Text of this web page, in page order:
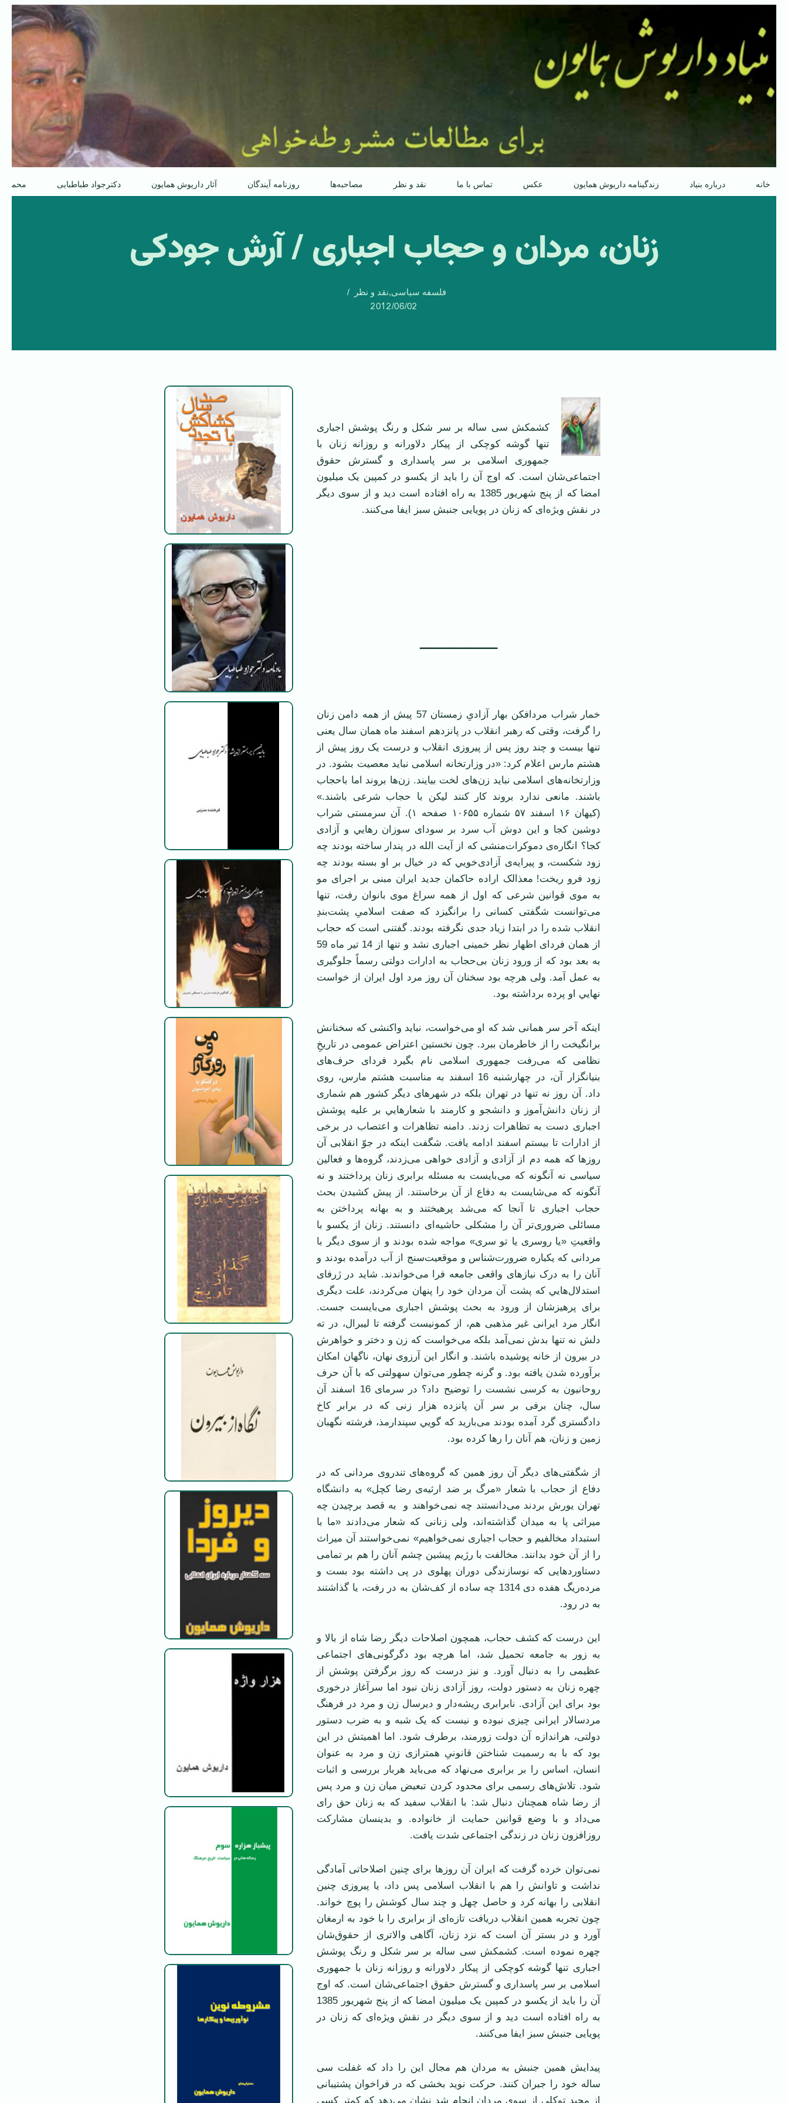
پرش
محتوا
خانه درباره بنیاد زندگینامه داریوش همایون عکس تماس با ما نقد و نظر مصاحبه‌ها روزنامه آیندگان آثار داریوش همایون دکترجواد طباطبایی
زنان، مردان و حجاب اجباری / آرش جودکی
فلسفه سیاسی,نقد و نظر
2012/06/02
کشمکش سی ساله بر سر شکل و رنگ پوشش اجباری
تنها گوشه کوچکی از پيکار دلاورانه و روزانه زنان با
جمهوری اسلامی بر سر پاسداری و گسترش حقوق‌
اجتماعی‌شان است. که اوج آن را بايد از يکسو در کمپين يک ميليون
امضا که از پنج شهريور 1385 به راه افتاده است ديد و از سوی ديگر
در نقش ويژه‌ای که زنان در پويايی جنبش سبز ايفا می‌کنند.
‌‌ـــــــــــــــــــــــــــــــــ
خمار شراب مردافکن بهار آزادیِ زمستان 57 پيش از همه دامن زنان
را گرفت، وقتی که رهبر انقلاب در پانزدهم اسفند ماه همان سال يعنی
تنها بيست و چند روز پس از پيروزی انقلاب و درست يک روز پيش از
هشتم مارس اعلام کرد: «در وزارتخانه اسلامی نبايد معصيت بشود. در
وزارتخانه‌های اسلامی نبايد زن‌های لخت بيايند. زن‌ها بروند اما باحجاب
باشند. مانعی ندارد بروند کار کنند ليکن با حجاب شرعی باشند.»
(کيهان ۱۶ اسفند ۵۷ شماره ۱۰۶۵۵ صفحه ۱). آن سرمستی شراب
دوشين کجا و اين دوش آب سرد بر سودای سوزان رهايي و آزادی
کجا؟ انگاره‌ی دموکرات‌منشی که از آيت الله در پندار ساخته بودند چه
زود شکست، و پيرايه‌ی آزادی‌خويي که در خيال بر او بسته بودند چه
زود فرو ريخت! معذالک اراده حاکمان جديد ايران مبنی بر اجرای مو
به موی قوانين شرعی که اول از همه سراغ موی بانوان رفت، تنها
می‌توانست شگفتی کسانی را برانگيزد که صفت اسلامیِ پشت‌بندِ
انقلاب شده را در ابتدا زياد جدی نگرفته بودند. گفتنی است که حجاب
از همان فردای اظهار نظر خمينی اجباری نشد و تنها از 14 تير ماه 59
به بعد بود که از ورود زنان بی‌حجاب به ادارات دولتی رسماً جلوگيری
به عمل آمد. ولی هرچه بود سخنان آن روز مرد اول ايران از خواست
نهايي او پرده برداشته بود.
اينکه آخر سر همانی شد که او می‌خواست، نبايد واکنشی که سخنانش
برانگيخت را از خاطرمان ببرد. چون نخستين اعتراض عمومی در تاريخِ
نظامی که می‌رفت جمهوری اسلامی نام بگيرد فردای حرف‌های
بنيانگزار آن، در چهارشنبه 16 اسفند به مناسبت هشتم مارس، روی
داد. آن روز نه تنها در تهران بلکه در شهرهای ديگر کشور هم شماری
از زنان دانش‌آموز و دانشجو و کارمند با شعارهايي بر عليه پوشش
اجباری دست به تظاهرات زدند. دامنه تظاهرات و اعتصاب در برخی
از ادارات تا بيستم اسفند ادامه يافت. شگفت اينکه در جوّ انقلابی آن
روزها که همه دم از آزادی و آزادی خواهی می‌زدند، گروه‌ها و فعالين
سياسی نه آنگونه که می‌بايست به مسئله برابری زنان پرداختند و نه
آنگونه که می‌شايست به دفاع از آن برخاستند. از پيش کشيدن بحث
حجاب اجباری تا آنجا که می‌شد پرهيختند و به بهانه پرداختن به
مسائلی ضروری‌تر آن را مشکلی حاشيه‌ای دانستند. زنان از يکسو با
واقعيتِ «يا روسری يا تو سری» مواجه شده بودند و از سوی ديگر با
مردانی که يکباره ضرورت‌شناس و موقعيت‌سنج از آب درآمده بودند و
آنان را به درک نيازهای واقعی جامعه فرا می‌خواندند. شايد در ژرفای
استدلال‌هايي که پشت آن مردان خود را پنهان می‌کردند، علت ديگری
برای پرهيزشان از ورود به بحث پوشش اجباری می‌بايست جست.
انگار مرد ايرانی غير مذهبی هم، از کمونيست گرفته تا ليبرال، در ته
دلش نه تنها بدش نمی‌آمد بلکه می‌خواست که زن و دختر و خواهرش
در بيرون از خانه پوشيده باشند. و انگار اين آرزوی نهان، ناگهان امکان
برآورده شدن يافته بود. و گرنه چطور می‌توان سهولتی که با آن حرف
روحانيون به کرسی نشست را توضيح داد؟ در سرمای 16 اسفند آن
سال، چنان برفی بر سر آن پانزده هزار زنی که در برابر کاخ
دادگستری گرد آمده بودند می‌باريد که گويي سپندارمذ، فرشته نگهبان
زمين و زنان، هم آنان را رها کرده بود.
از شگفتی‌‌های ديگر آن روز همين که گروه‌های تندروی مردانی که در
دفاع از حجاب با شعار «مرگ بر ضد ارثيه‌ی رضا کچل» به دانشگاه
تهران يورش بردند می‌دانستند چه نمی‌خواهند و به قصد برچيدن چه
ميراثی پا به ميدان گذاشته‌اند، ولی زنانی که شعار می‌دادند «ما با
استبداد مخالفيم و حجاب اجباری نمی‌خواهيم» نمی‌خواستند آن ميراث
را از آن خود بدانند. مخالفت با رژيم پيشين چشم آنان را هم بر تمامی
دستاوردهايی که نوسازندگی دوران پهلوی در پی داشته بود بست و
مرده‌ريگ هفده دی 1314 چه ساده از کف‌شان به در رفت، يا گذاشتند
به در رود.
اين درست که کشف حجاب، همچون اصلاحات ديگر رضا شاه از بالا و
به زور به جامعه تحميل شد، اما هرچه بود دگرگونی‌های اجتماعی
عظيمی را به دنبال آورد. و نيز درست که روز برگرفتن پوشش از
چهره زنان به دستور دولت، روز آزادی زنان نبود اما سرآغاز درخوری
بود برای اين آزادی. نابرابری ريشه‌دار و ديرسال زن و مرد در فرهنگ
مردسالار ايرانی چيزی نبوده و نيست که يک شبه و به ضرب دستور
دولتی، هراندازه آن دولت زورمند، برطرف شود. اما اهميتش در اين
بود که با به رسميت شناختن قانونیِ همترازی زن و مرد به عنوان
انسان، اساس را بر برابری می‌نهاد که می‌بايد هربار بررسی و اثبات
شود. تلاش‌های رسمی برای محدود کردن تبعيض ميان زن و مرد پس
از رضا شاه همچنان دنبال شد: با انقلاب سفيد که به زنان حق رای
می‌داد و با وضع قوانين حمايت از خانواده. و بدينسان مشارکت
روزافزون زنان در زندگی اجتماعی شدت يافت.
نمی‌توان خرده گرفت که ايران آن روزها برای چنين اصلاحاتی آمادگی
نداشت و تاوانش را هم با انقلاب اسلامی پس داد، يا پيروزی چنين
انقلابی را بهانه کرد و حاصل چهل و چند سال کوشش را پوچ خواند.
چون تجربه همين انقلاب دريافت تازه‌ای از برابری را با خود به ارمغان
آورد و در بستر آن است که نزد زنان، آگاهی والاتری از حقوق‌شان
چهره نموده است. کشمکش سی ساله بر سر شکل و رنگ پوشش
اجباری تنها گوشه کوچکی از پيکار دلاورانه و روزانه زنان با جمهوری
اسلامی بر سر پاسداری و گسترش حقوق‌ اجتماعی‌شان است. که اوج
آن را بايد از يکسو در کمپين يک ميليون امضا که از پنج شهريور 1385
به راه افتاده است ديد و از سوی ديگر در نقش ويژه‌ای که زنان در
پويايی جنبش سبز ايفا می‌کنند.
پيدايش همين جنبش به مردان هم مجال اين را داد که غفلت سی
ساله خود را جبران کنند. حرکت نويد بخشی که در فراخوان پشتيبانی
از مجيد توکلی از سوی مردان انجام شد نشان می‌دهد که کمتر کسی